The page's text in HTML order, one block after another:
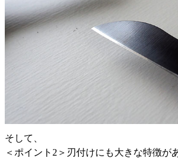
そして、
＜ポイント2＞刃付けにも大きな特徴が